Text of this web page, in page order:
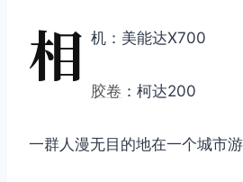
相 机：美能达X700
胶卷 ：柯达200
一群人漫无目的地在一个城市游